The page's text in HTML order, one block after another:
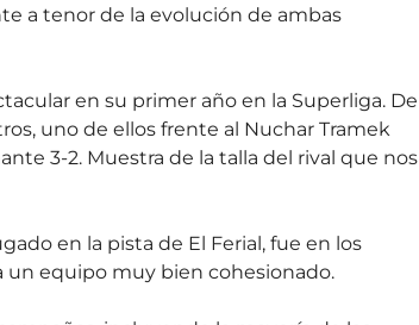
a tenor de la evolución de ambas
en su primer año en la Superliga. De
uno de ellos frente al Nuchar Tramek
3-2. Muestra de la talla del rival que nos
en la pista de El Ferial, fue en los
un equipo muy bien cohesionado.